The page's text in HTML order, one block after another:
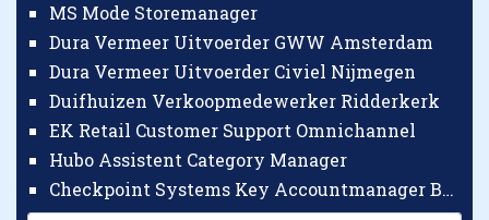
MS Mode Storemanager
Dura Vermeer Uitvoerder GWW Amsterdam
Dura Vermeer Uitvoerder Civiel Nijmegen
Duifhuizen Verkoopmedewerker Ridderkerk
EK Retail Customer Support Omnichannel
Hubo Assistent Category Manager
Checkpoint Systems Key Accountmanager Benelux